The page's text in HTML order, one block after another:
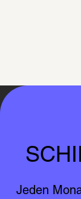
Jeden